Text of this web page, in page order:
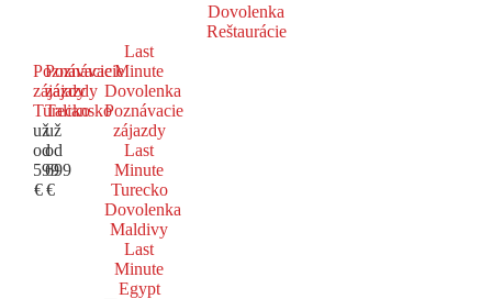
Dovolenka
Reštaurácie
Poznávacie
zájazdy
Turecko
už
od
599
€
Poznávacie
zájazdy
Taliansko
už
od
699
€
Last
Minute
Dovolenka
Poznávacie
zájazdy
Last
Minute
Turecko
Dovolenka
Maldivy
Last
Minute
Egypt